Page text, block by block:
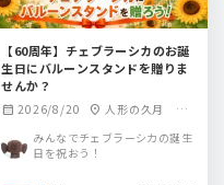
【60周年】チェブラーシカのお誕
生日にバルーンスタンドを贈りま
せんか？
calendar_month 2026/8/20 location_on 人形の久月 浅
草橋総本店
みんなでチェブラーシカの誕生
日を祝おう！